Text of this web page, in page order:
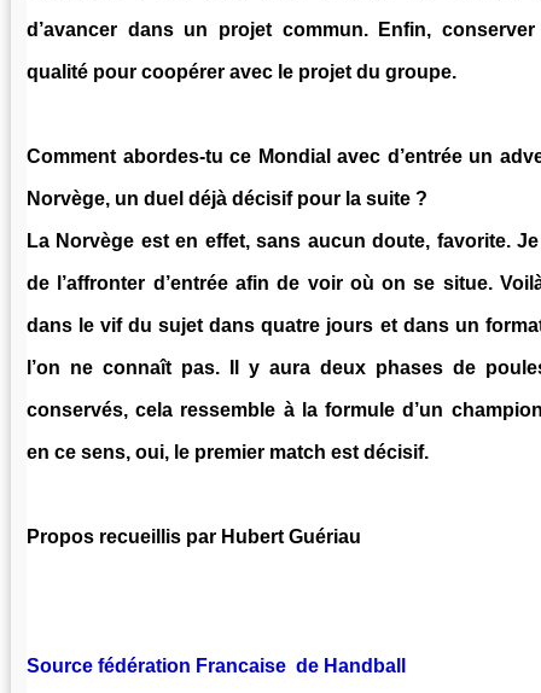
d’avancer dans un projet commun. Enfin,
qualité pour coopérer avec le projet du groupe.
Comment abordes-tu ce Mondial avec d’entrée un
Norvège, un duel déjà décisif pour la suite ?
La Norvège est en effet, sans aucun doute, favorite.
de l’affronter d’entrée afin de voir où on se situe.
dans le vif du sujet dans quatre jours et dans un
l’on ne connaît pas. Il y aura deux phases de
conservés, cela ressemble à la formule d’un
en ce sens, oui, le premier match est décisif.
Propos recueillis par Hubert Guériau
Source fédération Francaise de Handball